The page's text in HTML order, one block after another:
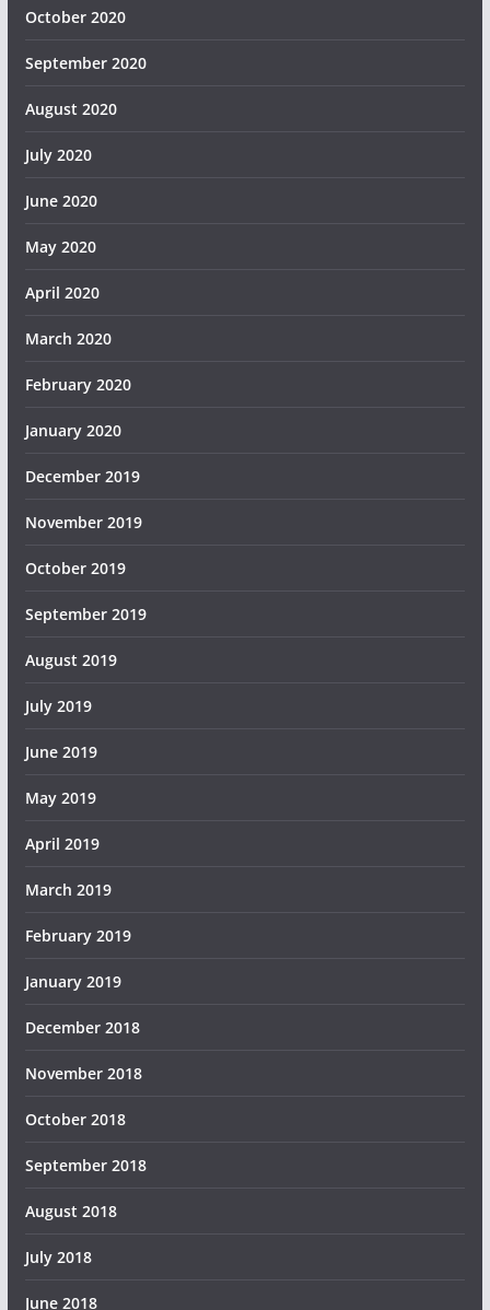
October 2020
September 2020
August 2020
July 2020
June 2020
May 2020
April 2020
March 2020
February 2020
January 2020
December 2019
November 2019
October 2019
September 2019
August 2019
July 2019
June 2019
May 2019
April 2019
March 2019
February 2019
January 2019
December 2018
November 2018
October 2018
September 2018
August 2018
July 2018
June 2018